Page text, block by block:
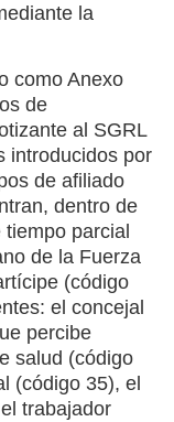
la
como Anexo
de
al SGRL
introducidos por
de afiliado
dentro de
parcial
de la Fuerza
(código
el concejal
percibe
salud (código
(código 35), el
trabajador